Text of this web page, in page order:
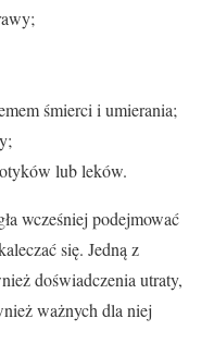
śmierci i umierania;
lub leków.
wcześniej podejmować
się. Jedną z
doświadczenia utraty,
ważnych dla niej